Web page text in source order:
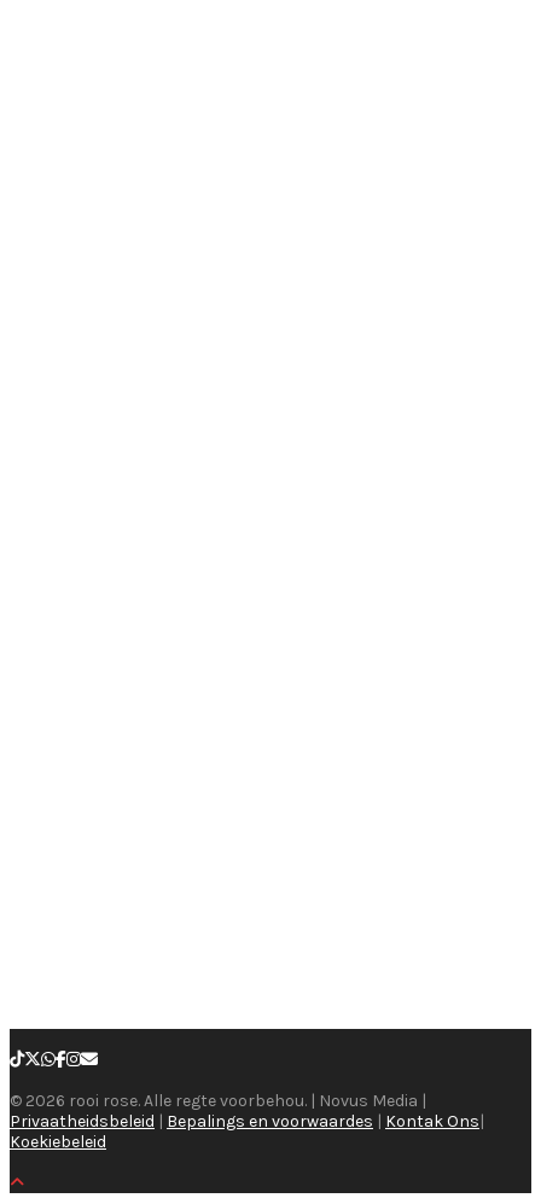
© 2026 rooi rose. Alle regte voorbehou. | Novus Media |
Privaatheidsbeleid | Bepalings en voorwaardes | Kontak Ons|
Koekiebeleid